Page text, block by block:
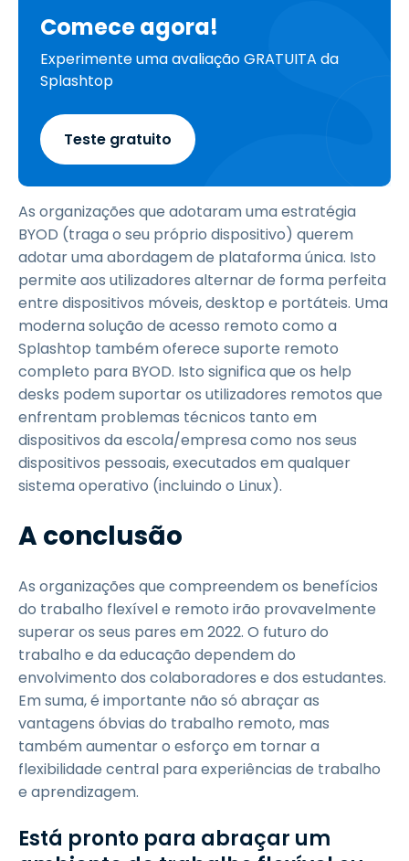
Comece agora!
Experimente uma avaliação GRATUITA da
Splashtop
Teste gratuito
As organizações que adotaram uma estratégia
BYOD (traga o seu próprio dispositivo) querem
adotar uma abordagem de plataforma única. Isto
permite aos utilizadores alternar de forma perfeita
entre dispositivos móveis, desktop e portáteis. Uma
moderna solução de acesso remoto como a
Splashtop também oferece suporte remoto
completo para BYOD. Isto significa que os help
desks podem suportar os utilizadores remotos que
enfrentam problemas técnicos tanto em
dispositivos da escola/empresa como nos seus
dispositivos pessoais, executados em qualquer
sistema operativo (incluindo o Linux).
A conclusão
As organizações que compreendem os benefícios
do trabalho flexível e remoto irão provavelmente
superar os seus pares em 2022. O futuro do
trabalho e da educação dependem do
envolvimento dos colaboradores e dos estudantes.
Em suma, é importante não só abraçar as
vantagens óbvias do trabalho remoto, mas
também aumentar o esforço em tornar a
flexibilidade central para experiências de trabalho
e aprendizagem.
Está pronto para abraçar um